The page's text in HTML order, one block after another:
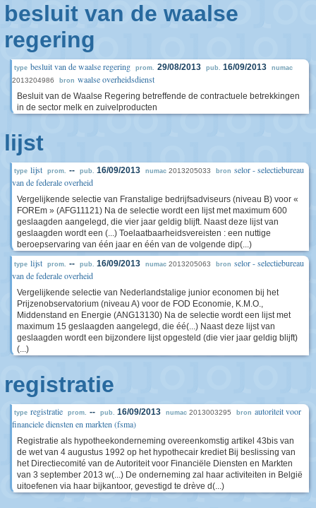
besluit van de waalse
regering
type besluit van de waalse regering prom. 29/08/2013 pub. 16/09/2013 numac
2013204986 bron waalse overheidsdienst
Besluit van de Waalse Regering betreffende de contractuele betrekkingen
in de sector melk en zuivelproducten
lijst
type lijst prom. -- pub. 16/09/2013 numac 2013205033 bron selor - selectiebureau
van de federale overheid
Vergelijkende selectie van Franstalige bedrijfsadviseurs (niveau B) voor «
FOREm » (AFG11121) Na de selectie wordt een lijst met maximum 600
geslaagden aangelegd, die vier jaar geldig blijft. Naast deze lijst van
geslaagden wordt een (...) Toelaatbaarheidsvereisten : een nuttige
beroepservaring van één jaar en één van de volgende dip(...)
type lijst prom. -- pub. 16/09/2013 numac 2013205063 bron selor - selectiebureau
van de federale overheid
Vergelijkende selectie van Nederlandstalige junior economen bij het
Prijzenobservatorium (niveau A) voor de FOD Economie, K.M.O.,
Middenstand en Energie (ANG13130) Na de selectie wordt een lijst met
maximum 15 geslaagden aangelegd, die éé(...) Naast deze lijst van
geslaagden wordt een bijzondere lijst opgesteld (die vier jaar geldig blijft)
(...)
registratie
type registratie prom. -- pub. 16/09/2013 numac 2013003295 bron autoriteit voor
financiele diensten en markten (fsma)
Registratie als hypotheekonderneming overeenkomstig artikel 43bis van
de wet van 4 augustus 1992 op het hypothecair krediet Bij beslissing van
het Directiecomité van de Autoriteit voor Financiële Diensten en Markten
van 3 september 2013 w(...) De onderneming zal haar activiteiten in België
uitoefenen via haar bijkantoor, gevestigd te drève d(...)